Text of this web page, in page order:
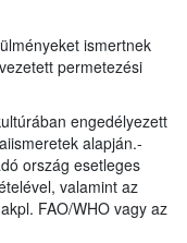
ismertnek
permetezési
engedélyezett
alapján.-
ország esetleges
valamint az
FAO/WHO vagy az